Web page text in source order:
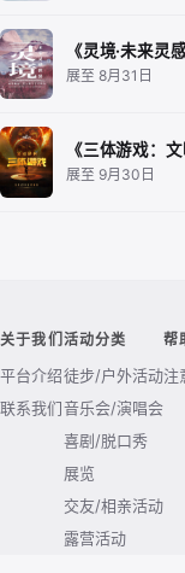
《灵境·未来灵
展至 8月31日
《三体游戏：
展至 9月30日
关于我们
平台介绍
联系我们
活动分类
徒步/户外活动
音乐会/演唱会
喜剧/脱口秀
展览
交友/相亲活动
露营活动
帮
注